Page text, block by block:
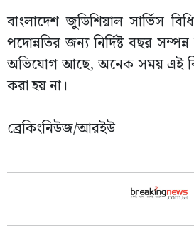
বাংলাদেশ জুডিশিয়াল সার্ভিস
পদোন্নতির জন্য নির্দিষ্ট বছর
অভিযোগ আছে, অনেক সময় এই
করা হয় না।
ব্রেকিংনিউজ/আরইউ